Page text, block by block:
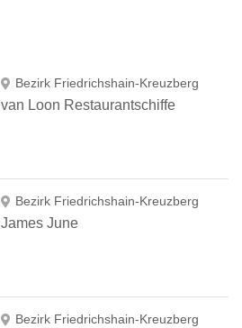
Bezirk Friedrichshain-Kreuzberg
van Loon Restaurantschiffe
Bezirk Friedrichshain-Kreuzberg
James June
Bezirk Friedrichshain-Kreuzberg